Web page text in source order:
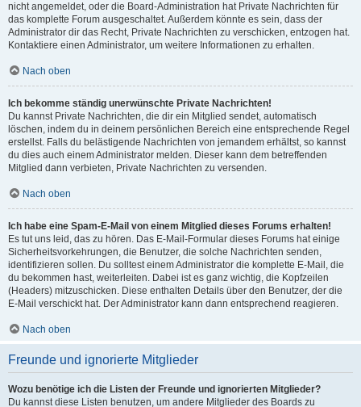
nicht angemeldet, oder die Board-Administration hat Private Nachrichten für
das komplette Forum ausgeschaltet. Außerdem könnte es sein, dass der
Administrator dir das Recht, Private Nachrichten zu verschicken, entzogen hat.
Kontaktiere einen Administrator, um weitere Informationen zu erhalten.
Nach oben
Ich bekomme ständig unerwünschte Private Nachrichten!
Du kannst Private Nachrichten, die dir ein Mitglied sendet, automatisch
löschen, indem du in deinem persönlichen Bereich eine entsprechende Regel
erstellst. Falls du belästigende Nachrichten von jemandem erhältst, so kannst
du dies auch einem Administrator melden. Dieser kann dem betreffenden
Mitglied dann verbieten, Private Nachrichten zu versenden.
Nach oben
Ich habe eine Spam-E-Mail von einem Mitglied dieses Forums erhalten!
Es tut uns leid, das zu hören. Das E-Mail-Formular dieses Forums hat einige
Sicherheitsvorkehrungen, die Benutzer, die solche Nachrichten senden,
identifizieren sollen. Du solltest einem Administrator die komplette E-Mail, die
du bekommen hast, weiterleiten. Dabei ist es ganz wichtig, die Kopfzeilen
(Headers) mitzuschicken. Diese enthalten Details über den Benutzer, der die
E-Mail verschickt hat. Der Administrator kann dann entsprechend reagieren.
Nach oben
Freunde und ignorierte Mitglieder
Wozu benötige ich die Listen der Freunde und ignorierten Mitglieder?
Du kannst diese Listen benutzen, um andere Mitglieder des Boards zu